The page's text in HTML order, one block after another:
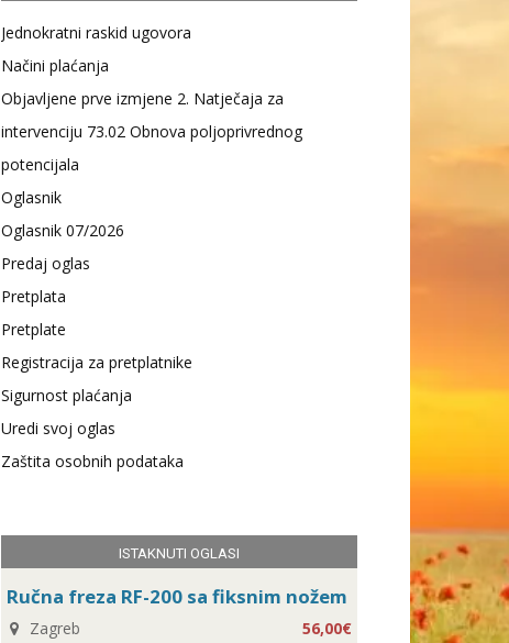
Jednokratni raskid ugovora
Načini plaćanja
Objavljene prve izmjene 2. Natječaja za
intervenciju 73.02 Obnova poljoprivrednog
potencijala
Oglasnik
Oglasnik 07/2026
Predaj oglas
Pretplata
Pretplate
Registracija za pretplatnike
Sigurnost plaćanja
Uredi svoj oglas
Zaštita osobnih podataka
ISTAKNUTI OGLASI
Ručna freza RF-200 sa fiksnim nožem
Zagreb 56,00€